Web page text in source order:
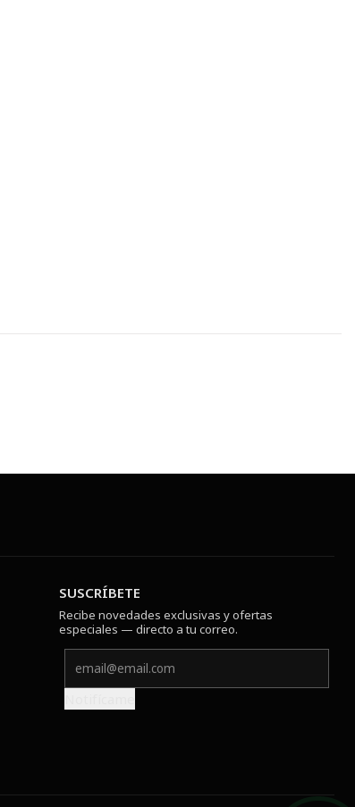
SUSCRÍBETE
Recibe novedades exclusivas y ofertas
especiales — directo a tu correo.